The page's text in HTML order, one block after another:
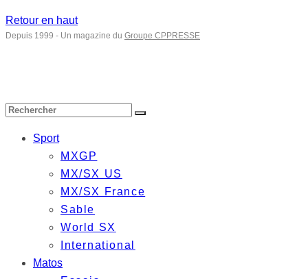
Retour en haut
Depuis 1999 - Un magazine du Groupe CPPRESSE
Sport
MXGP
MX/SX US
MX/SX France
Sable
World SX
International
Matos